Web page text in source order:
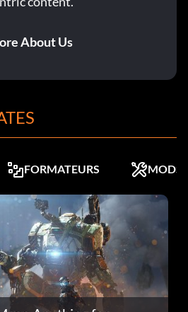
About Us
FORMATEURS MODS